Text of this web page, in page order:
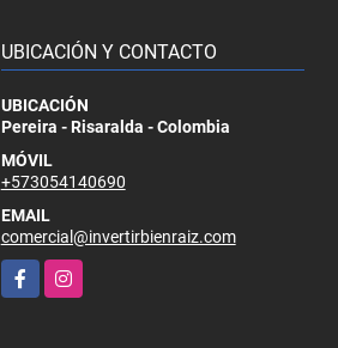
UBICACIÓN Y CONTACTO
UBICACIÓN
Pereira - Risaralda - Colombia
MÓVIL
+573054140690
EMAIL
comercial@invertirbienraiz.com
FacebookInstagram